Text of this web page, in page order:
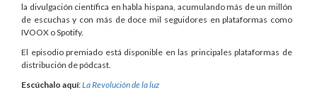
la divulgación científica en habla hispana, acumulando más de un millón
de escuchas y con más de doce mil seguidores en plataformas como
IVOOX o Spotify.
El episodio premiado está disponible en las principales plataformas de
distribución de pódcast.
Escúchalo aquí:La Revolución de la luz